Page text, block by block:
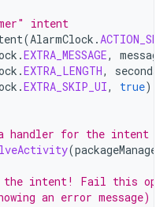
intent
(AlarmClock .
.EXTRA_MESSAGE, message
.EXTRA_LENGTH, seconds
.EXTRA_SKIP_UI, true)
handler for the intent
(packageManager
intent! Fail this
an error message)